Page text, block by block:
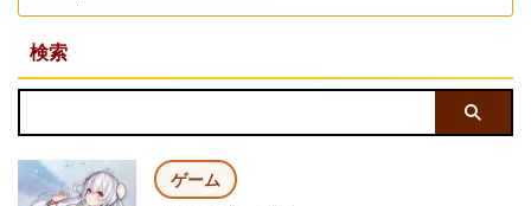
検索
ゲーム